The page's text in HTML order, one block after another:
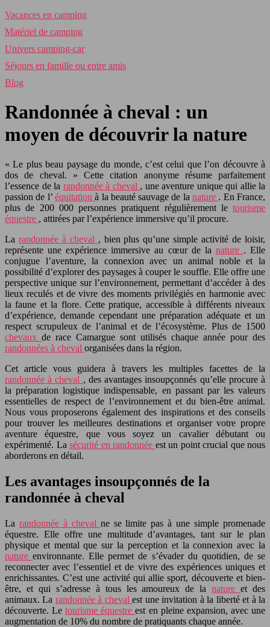
Vacances en camping
Matériel de camping
Univers camping-car
Séjours en famille ou entre amis
Blog
Randonnée à cheval : un
moyen de découvrir la nature
« Le plus beau paysage du monde, c’est celui que l’on découvre à
dos de cheval. » Cette citation anonyme résume parfaitement
l’essence de la randonnée à cheval , une aventure unique qui allie la
passion de l’ équitationà la beauté sauvage de lanature . En France,
plus de 200 000 personnes pratiquent régulièrement le tourisme
équestre , attirées par l’expérience immersive qu’il procure.
La randonnée à cheval , bien plus qu’une simple activité de loisir,
représente une expérience immersive au cœur de la nature . Elle
conjugue l’aventure, la connexion avec un animal noble et la
possibilité d’explorer des paysages à couper le souffle. Elle offre une
perspective unique sur l’environnement, permettant d’accéder à des
lieux reculés et de vivre des moments privilégiés en harmonie avec
la faune et la flore. Cette pratique, accessible à différents niveaux
d’expérience, demande cependant une préparation adéquate et un
respect scrupuleux de l’animal et de l’écosystème. Plus de 1500
chevaux de race Camargue sont utilisés chaque année pour des
randonnées à cheval organisées dans la région.
Cet article vous guidera à travers les multiples facettes de la
randonnée à cheval , des avantages insoupçonnés qu’elle procure à
la préparation logistique indispensable, en passant par les valeurs
essentielles de respect de l’environnement et du bien-être animal.
Nous vous proposerons également des inspirations et des conseils
pour trouver les meilleures destinations et organiser votre propre
aventure équestre, que vous soyez un cavalier débutant ou
expérimenté. La sécurité en randonnée est un point crucial que nous
aborderons en détail.
Les avantages insoupçonnés de la
randonnée à cheval
La randonnée à cheval ne se limite pas à une simple promenade
équestre. Elle offre une multitude d’avantages, tant sur le plan
physique et mental que sur la perception et la connexion avec la
natureenvironnante. Elle permet de s’évader du quotidien, de se
reconnecter avec l’essentiel et de vivre des expériences uniques et
enrichissantes. C’est une activité qui allie sport, découverte et bien-
être, et qui s’adresse à tous les amoureux de lanatureet des
animaux. La randonnée à chevalest une invitation à la liberté et à la
découverte. Letourisme équestreest en pleine expansion, avec une
augmentation de 10% du nombre de pratiquants chaque année.